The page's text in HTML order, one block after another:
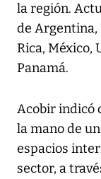
la región.
de Argentina,
Rica, México,
Panamá.
Acobir indicó
la mano de
espacios
sector, a